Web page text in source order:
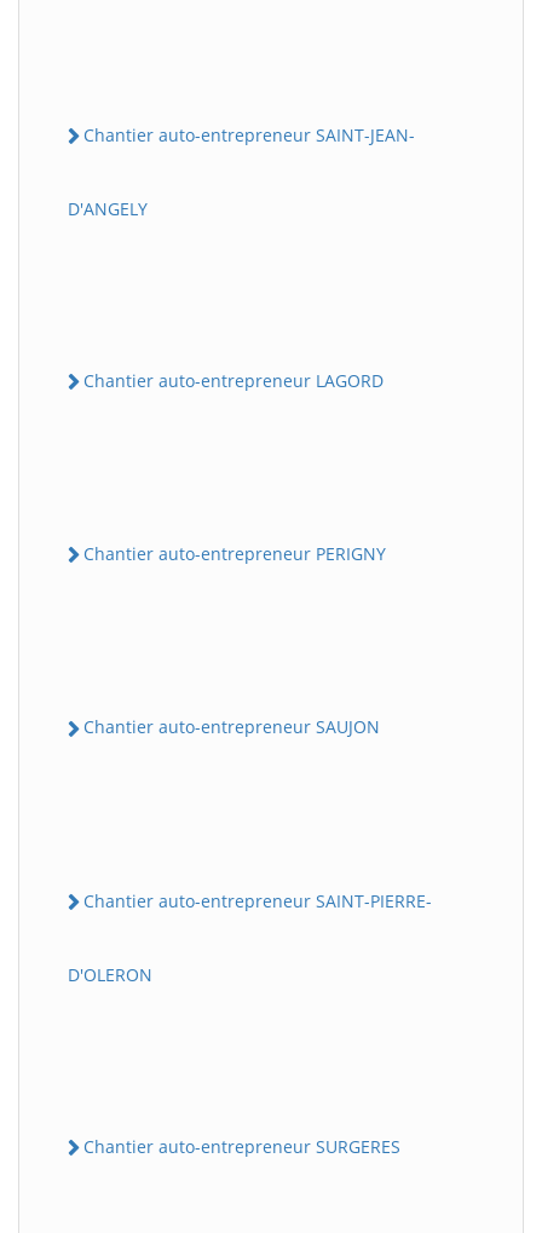
Chantier auto-entrepreneur SAINT-JEAN-
D'ANGELY
Chantier auto-entrepreneur LAGORD
Chantier auto-entrepreneur PERIGNY
Chantier auto-entrepreneur SAUJON
Chantier auto-entrepreneur SAINT-PIERRE-
D'OLERON
Chantier auto-entrepreneur SURGERES